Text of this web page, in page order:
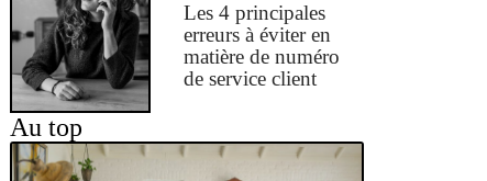
Les 4 principales
erreurs à éviter en
matière de numéro
de service client
Au top